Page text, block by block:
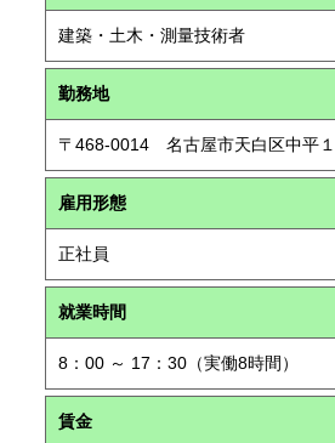
建築・土木・測量技術者
勤務地
〒468-0014 名古屋市天白区中平
雇用形態
正社員
就業時間
8：00 ～ 17：30（実働8時間）
賃金